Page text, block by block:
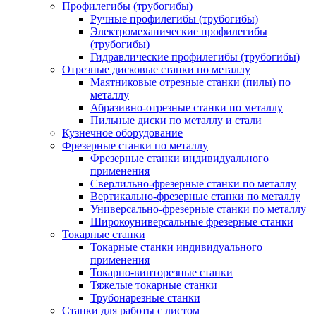
Профилегибы (трубогибы)
Ручные профилегибы (трубогибы)
Электромеханические профилегибы
(трубогибы)
Гидравлические профилегибы (трубогибы)
Отрезные дисковые станки по металлу
Маятниковые отрезные станки (пилы) по
металлу
Абразивно-отрезные станки по металлу
Пильные диски по металлу и стали
Кузнечное оборудование
Фрезерные станки по металлу
Фрезерные станки индивидуального
применения
Сверлильно-фрезерные станки по металлу
Вертикально-фрезерные станки по металлу
Универсально-фрезерные станки по металлу
Широкоуниверсальные фрезерные станки
Токарные станки
Токарные станки индивидуального
применения
Токарно-винторезные станки
Тяжелые токарные станки
Трубонарезные станки
Станки для работы с листом